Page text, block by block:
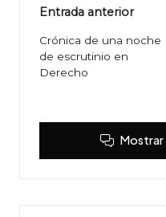
Navegación
de
entradas
Entrada anterior
Crónica de una noche
de escrutinio en
Derecho